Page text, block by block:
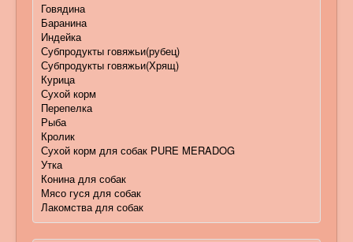
Говядина
Баранина
Индейка
Субпродукты говяжьи(рубец)
Субпродукты говяжьи(Хрящ)
Курица
Сухой корм
Перепелка
Рыба
Кролик
Сухой корм для собак PURE MERADOG
Утка
Конина для собак
Мясо гуся для собак
Лакомства для собак